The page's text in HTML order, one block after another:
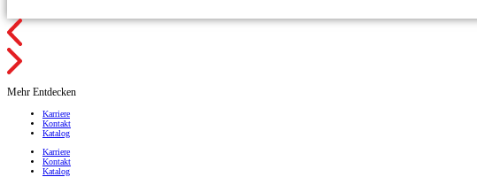
Mehr Entdecken
Karriere
Kontakt
Katalog
Karriere
Kontakt
Katalog